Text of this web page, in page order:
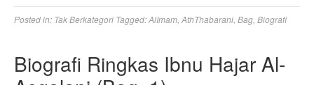
Posted in: Tak Berkategori Tagged:AlImam AthThabarani Bag Biografi
Biografi Ringkas Ibnu Hajar Al-